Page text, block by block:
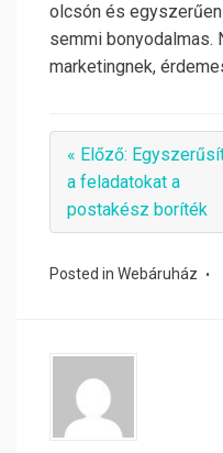
olcsón és
semmi bonyodalmas.
marketingnek,
« Előző:
a feladatokat a
postakész boríték
Posted in Webáruház